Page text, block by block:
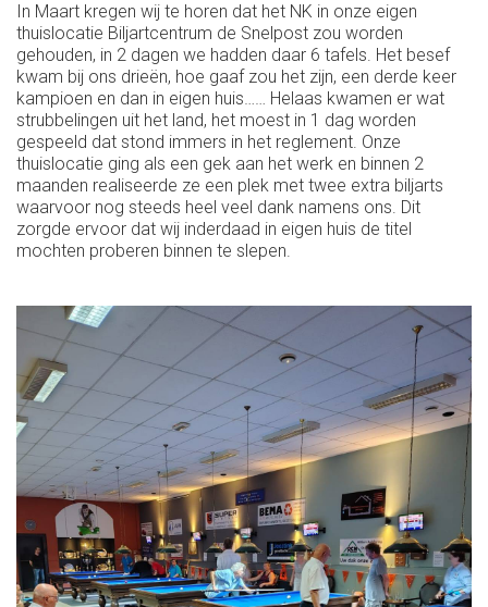
In Maart kregen wij te horen dat het NK in onze eigen
thuislocatie Biljartcentrum de Snelpost zou worden
gehouden, in 2 dagen we hadden daar 6 tafels. Het besef
kwam bij ons drieën, hoe gaaf zou het zijn, een derde keer
kampioen en dan in eigen huis…… Helaas kwamen er wat
strubbelingen uit het land, het moest in 1 dag worden
gespeeld dat stond immers in het reglement. Onze
thuislocatie ging als een gek aan het werk en binnen 2
maanden realiseerde ze een plek met twee extra biljarts
waarvoor nog steeds heel veel dank namens ons. Dit
zorgde ervoor dat wij inderdaad in eigen huis de titel
mochten proberen binnen te slepen.